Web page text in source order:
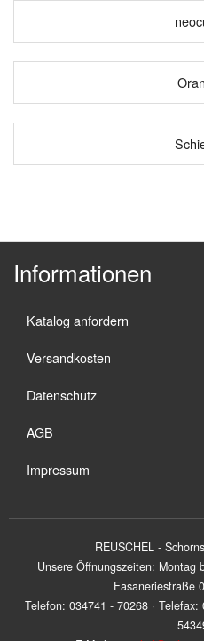
Informationen
Katalog anfordern
Versandkosten
Datenschutz
AGB
Impressum
REUSCHEL -
Unsere Öffnungszeiten:
Fasaneriestraße
Telefon: 034741 - 70268 ·